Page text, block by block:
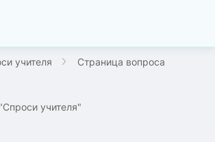
учителя Страница вопроса
учителя"